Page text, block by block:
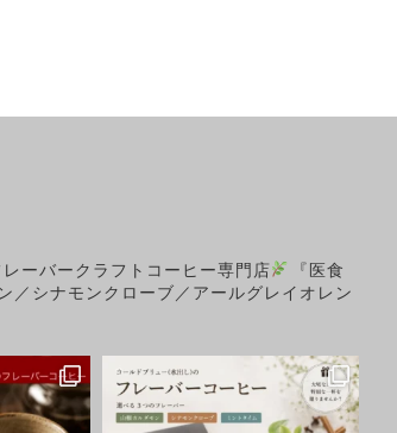
ーバークラフトコーヒー専門店
『医食
／シナモンクローブ／アールグレイオレン